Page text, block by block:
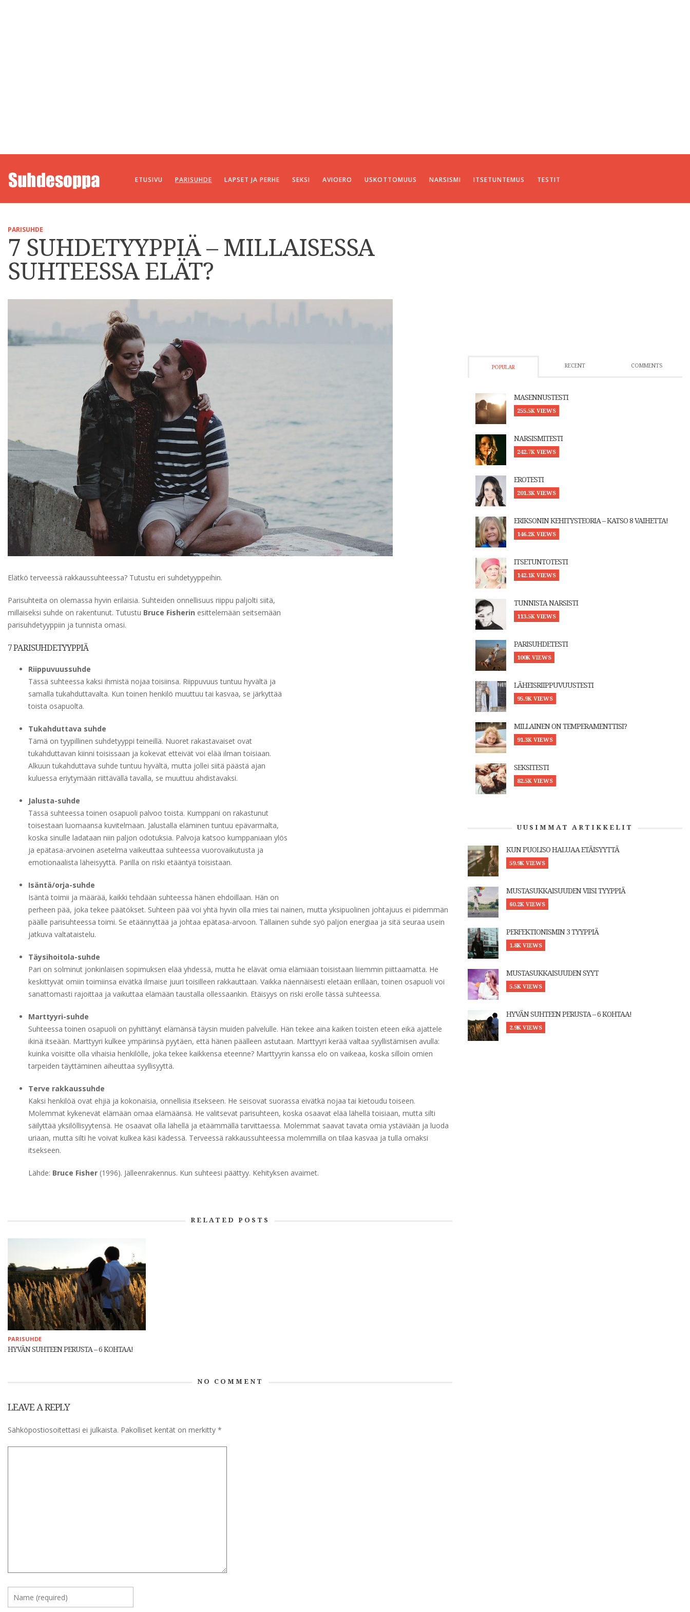
ETUSIVU PARISUHDE LAPSET JA PERHE SEKSI AVIOERO USKOTTOMUUS NARSISMI ITSETUNTEMUS TESTIT
PARISUHDE
7 SUHDETYYPPIÄ – MILLAISESSA
SUHTEESSA ELÄT?
Elätkö terveessä rakkaussuhteessa? Tutustu eri suhdetyyppeihin.
Parisuhteita on olemassa hyvin erilaisia. Suhteiden onnellisuus riippu paljolti siitä,
millaiseksi suhde on rakentunut. Tutustu Bruce Fisherin esittelemään seitsemään
parisuhdetyyppiin ja tunnista omasi.
7 PARISUHDETYYPPIÄ
Riippuvuussuhde
Tässä suhteessa kaksi ihmistä nojaa toisiinsa. Riippuvuus tuntuu hyvältä ja
samalla tukahduttavalta. Kun toinen henkilö muuttuu tai kasvaa, se järkyttää
toista osapuolta.
Tukahduttava suhde
Tämä on tyypillinen suhdetyyppi teineillä. Nuoret rakastavaiset ovat
tukahduttavan kiinni toisissaan ja kokevat etteivät voi elää ilman toisiaan.
Alkuun tukahduttava suhde tuntuu hyvältä, mutta jollei siitä päästä ajan
kuluessa eriytymään riittävällä tavalla, se muuttuu ahdistavaksi.
Jalusta-suhde
Tässä suhteessa toinen osapuoli palvoo toista. Kumppani on rakastunut
toisestaan luomaansa kuvitelmaan. Jalustalla eläminen tuntuu epävarmalta,
koska sinulle ladataan niin paljon odotuksia. Palvoja katsoo kumppaniaan ylös
ja epätasa-arvoinen asetelma vaikeuttaa suhteessa vuorovaikutusta ja
emotionaalista läheisyyttä. Parilla on riski etääntyä toisistaan.
Isäntä/orja-suhde
Isäntä toimii ja määrää, kaikki tehdään suhteessa hänen ehdoillaan. Hän on
perheen pää, joka tekee päätökset. Suhteen pää voi yhtä hyvin olla mies tai nainen, mutta yksipuolinen johtajuus ei pidemmän
päälle parisuhteessa toimi. Se etäännyttää ja johtaa epätasa-arvoon. Tällainen suhde syö paljon energiaa ja sitä seuraa usein
jatkuva valtataistelu.
Täysihoitola-suhde
Pari on solminut jonkinlaisen sopimuksen elää yhdessä, mutta he elävät omia elämiään toisistaan liiemmin piittaamatta. He
keskittyvät omiin toimiinsa eivätkä ilmaise juuri toisilleen rakkauttaan. Vaikka näennäisesti eletään erillään, toinen osapuoli voi
sanattomasti rajoittaa ja vaikuttaa elämään taustalla ollessaankin. Etäisyys on riski erolle tässä suhteessa.
Marttyyri-suhde
Suhteessa toinen osapuoli on pyhittänyt elämänsä täysin muiden palvelulle. Hän tekee aina kaiken toisten eteen eikä ajattele
ikinä itseään. Marttyyri kulkee ympäriinsä pyytäen, että hänen päälleen astutaan. Marttyyri kerää valtaa syyllistämisen avulla:
kuinka voisitte olla vihaisia henkilölle, joka tekee kaikkensa eteenne? Marttyyrin kanssa elo on vaikeaa, koska silloin omien
tarpeiden täyttäminen aiheuttaa syyllisyyttä.
Terve rakkaussuhde
Kaksi henkilöä ovat ehjiä ja kokonaisia, onnellisia itsekseen. He seisovat suorassa eivätkä nojaa tai kietoudu toiseen.
Molemmat kykenevät elämään omaa elämäänsä. He valitsevat parisuhteen, koska osaavat elää lähellä toisiaan, mutta silti
säilyttää yksilöllisyytensä. He osaavat olla lähellä ja etäämmällä tarvittaessa. Molemmat saavat tavata omia ystäviään ja luoda
uriaan, mutta silti he voivat kulkea käsi kädessä. Terveessä rakkaussuhteessa molemmilla on tilaa kasvaa ja tulla omaksi
itsekseen.
Lähde: Bruce Fisher (1996). Jälleenrakennus. Kun suhteesi päättyy. Kehityksen avaimet.
RELATED POSTS
PARISUHDE
HYVÄN SUHTEEN PERUSTA – 6 KOHTAA!
NO COMMENT
LEAVE A REPLY
Sähköpostiosoitettasi ei julkaista. Pakolliset kentät on merkitty *
POPULAR RECENT COMMENTS
MASENNUSTESTI
255.5K VIEWS
NARSISMITESTI
242.7K VIEWS
EROTESTI
201.3K VIEWS
ERIKSONIN KEHITYSTEORIA – KATSO 8 VAIHETTA!
146.2K VIEWS
ITSETUNTOTESTI
142.1K VIEWS
TUNNISTA NARSISTI
113.5K VIEWS
PARISUHDETESTI
100K VIEWS
LÄHEISRIIPPUVUUSTESTI
95.9K VIEWS
MILLAINEN ON TEMPERAMENTTISI?
91.3K VIEWS
SEKSITESTI
82.5K VIEWS
UUSIMMAT ARTIKKELIT
KUN PUOLISO HALUAA ETÄISYYTTÄ
59.9K VIEWS
MUSTASUKKAISUUDEN VIISI TYYPPIÄ
60.2K VIEWS
PERFEKTIONISMIN 3 TYYPPIÄ
1.8K VIEWS
MUSTASUKKAISUUDEN SYYT
5.5K VIEWS
HYVÄN SUHTEEN PERUSTA – 6 KOHTAA!
2.9K VIEWS